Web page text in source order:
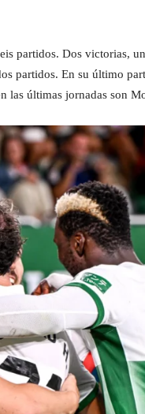
partidos. Dos victorias,
partidos. En su último
las últimas jornadas son